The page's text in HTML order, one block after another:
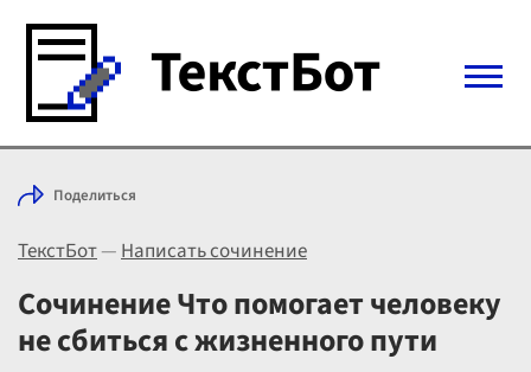
Войти с Telegram
Выбрать режим
Цены
Поделиться
ТекстБот—Написать сочинение
Сочинение Что помогает человеку
не сбиться с жизненного пути